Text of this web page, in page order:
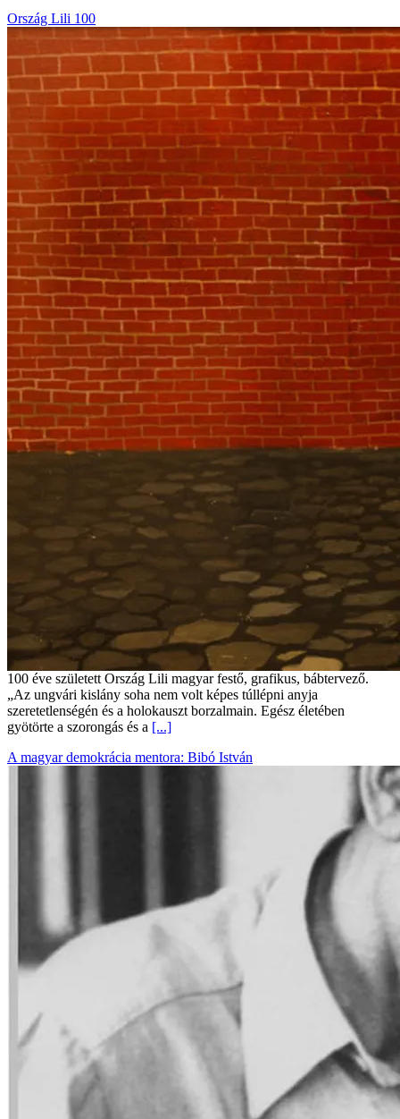
Ország Lili 100
100 éve született Ország Lili magyar festő, grafikus, bábtervező.
„Az ungvári kislány soha nem volt képes túllépni anyja
szeretetlenségén és a holokauszt borzalmain. Egész életében
gyötörte a szorongás és a [...]
A magyar demokrácia mentora: Bibó István